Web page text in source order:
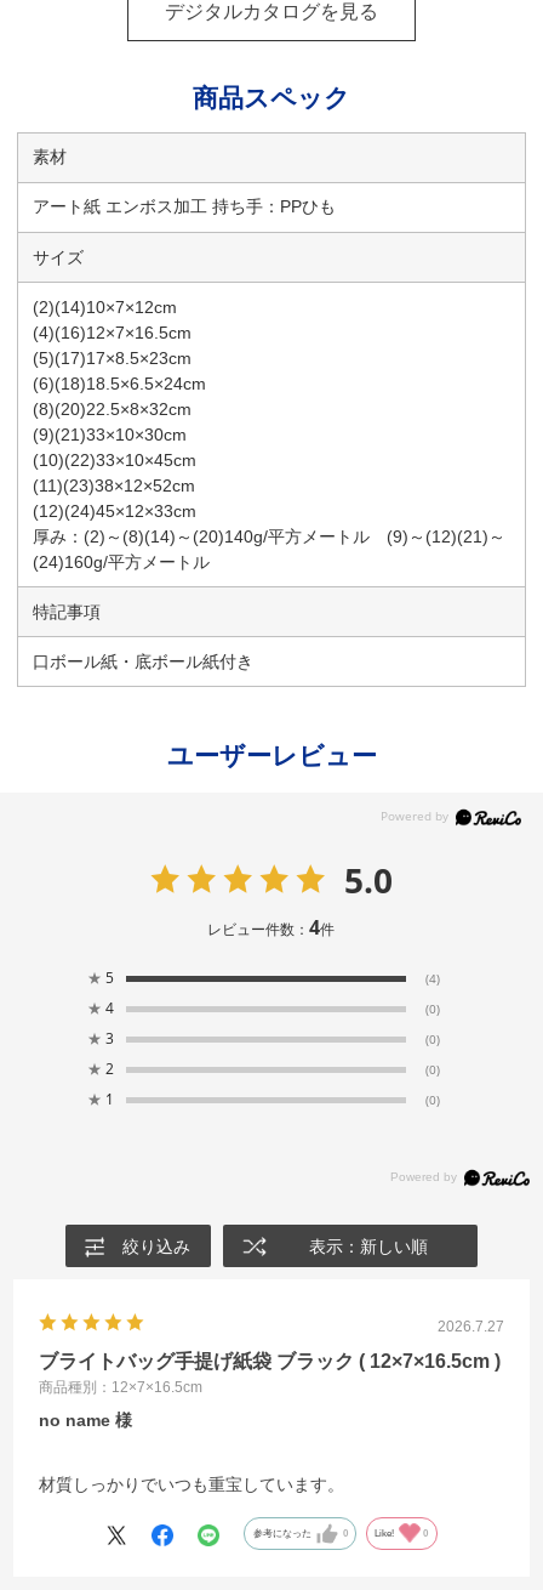
デジタルカタログを見る
商品スペック
素材
アート紙 エンボス加工 持ち手：PPひも
サイズ
(2)(14)10×7×12cm
(4)(16)12×7×16.5cm
(5)(17)17×8.5×23cm
(6)(18)18.5×6.5×24cm
(8)(20)22.5×8×32cm
(9)(21)33×10×30cm
(10)(22)33×10×45cm
(11)(23)38×12×52cm
(12)(24)45×12×33cm
厚み：(2)～(8)(14)～(20)140g/平方メートル (9)～(12)(21)～
(24)160g/平方メートル
特記事項
口ボール紙・底ボール紙付き
ユーザーレビュー
5.0
レビュー件数：4件
★ 5 (4)
★ 4 (0)
★ 3 (0)
★ 2 (0)
★ 1 (0)
絞り込み 表示：新しい順
2026.7.27
ブライトバッグ手提げ紙袋 ブラック ( 12×7×16.5cm )
商品種別：12×7×16.5cm
no name
材質しっかりでいつも重宝しています。
参考になった 0 Like! 0